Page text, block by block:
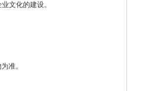
文化的建设。
准。